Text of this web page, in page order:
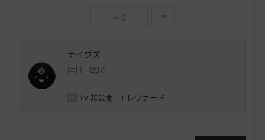
0
ナイヴズ
1 0
Lv 非公開 エレヴァード